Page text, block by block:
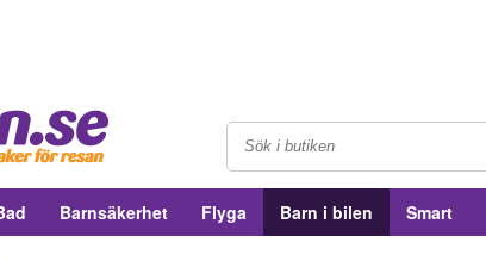
Barnsäkerhet Flyga Barn i bilen Smart